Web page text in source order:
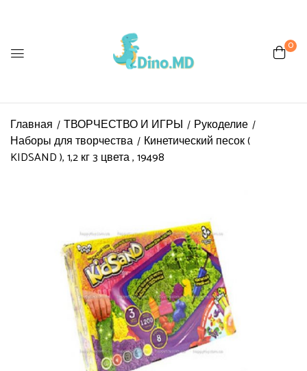
0
Главная ТВОРЧЕСТВО И ИГРЫ
Рукоделие
Наборы для творчества
Кинетический песок (
KIDSAND ), 1,2 кг 3 цвета , 19498